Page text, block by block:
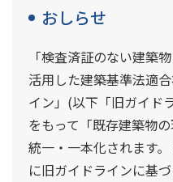
おしらせ
「検査済証のない建築
活用した建築基準法適
イン」(以下「旧ガイド
をもって「既存建築物
統一・一本化されます
に旧ガイドラインに基